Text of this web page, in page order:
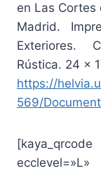
en Las Cortes
Madrid.
Exteriores.
Rústica. 24 x
https://
569/